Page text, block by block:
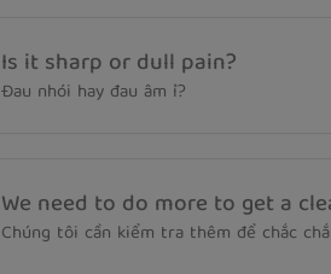
Is it sharp or dull pain?
Đau nhói hay đau âm ỉ?
We need to do more to get a
Chúng tôi cần kiểm tra thêm để chắc